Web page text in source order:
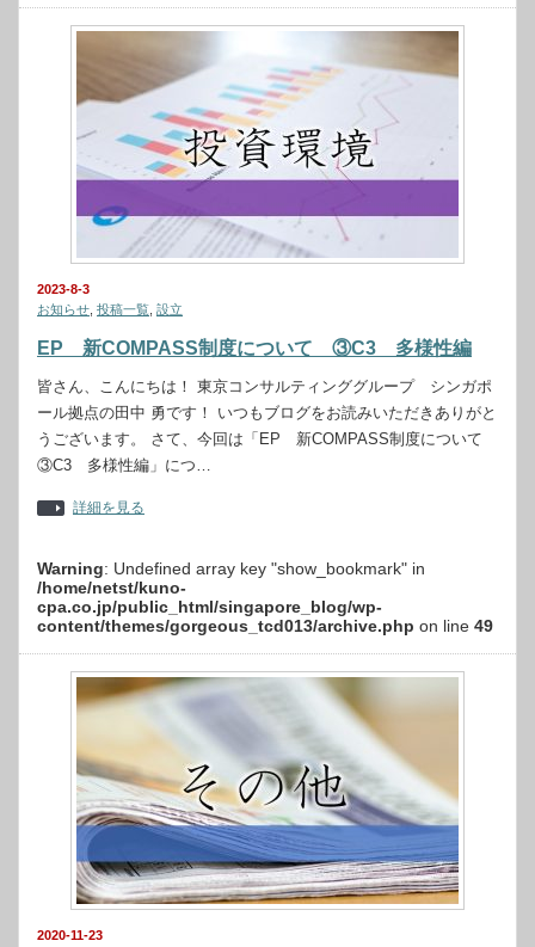
2023-8-3
お知らせ 投稿一覧 設立
EP 新COMPASS制度について ③C3 多様性編
皆さん、こんにちは！ 東京コンサルティンググループ シンガポ
ール拠点の田中 勇です！ いつもブログをお読みいただきありがと
うございます。 さて、今回は「EP 新COMPASS制度について
③C3 多様性編」につ…
詳細を見る
Warning: Undefined array key "show_bookmark" in
/home/netst/kuno-
cpa.co.jp/public_html/singapore_blog/wp-
content/themes/gorgeous_tcd013/archive.php on line 49
2020-11-23